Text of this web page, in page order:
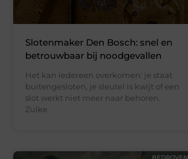
Slotenmaker Den Bosch: snel en
betrouwbaar bij noodgevallen
Het kan iedereen overkomen: je staat
buitengesloten, je sleutel is kwijt of een
slot werkt niet meer naar behoren.
Zulke
BEDRIJVEN